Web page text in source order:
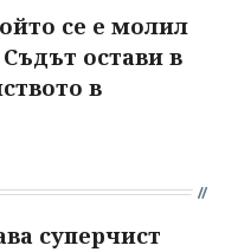
се е молил
остави в
в
суперчист